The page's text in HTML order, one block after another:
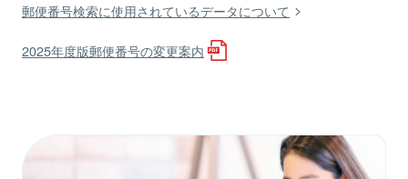
郵便番号検索に使用されているデータについて
2025年度版郵便番号の変更案内